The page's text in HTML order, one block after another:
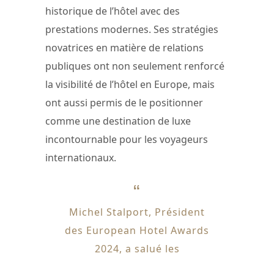
historique de l’hôtel avec des
prestations modernes. Ses stratégies
novatrices en matière de relations
publiques ont non seulement renforcé
la visibilité de l’hôtel en Europe, mais
ont aussi permis de le positionner
comme une destination de luxe
incontournable pour les voyageurs
internationaux.
Michel Stalport, Président
des European Hotel Awards
2024, a salué les